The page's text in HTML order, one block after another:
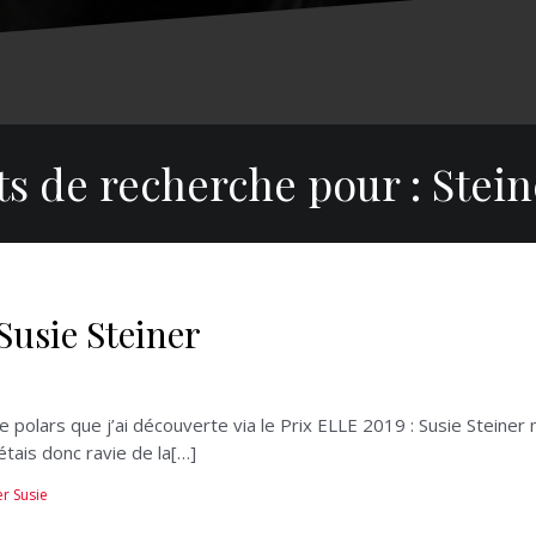
de recherche pour :
Steiner
polars que j’ai découverte via le Prix ELLE 2019 : Susie Steiner
donc ravie de la[…]
Susie